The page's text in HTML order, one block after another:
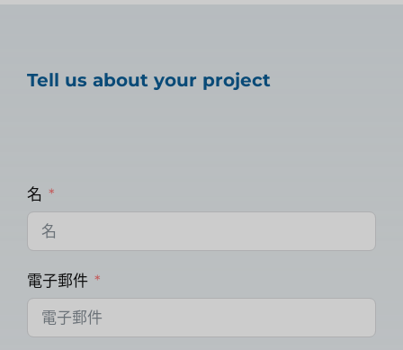
Tell us about your project
名
電子郵件